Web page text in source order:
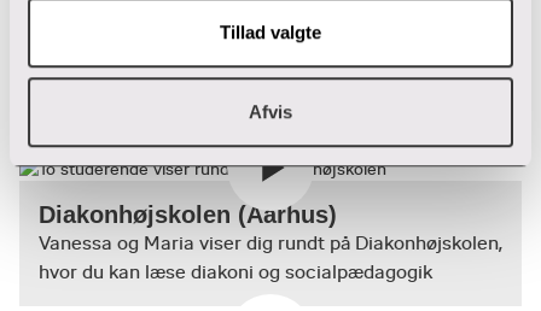
Tillad valgte
Afvis
Campus Viborg
Anders og Ali viser dig rundt på Campus Viborg
Diakonhøjskolen (Aarhus)
Vanessa og Maria viser dig rundt på Diakonhøjskolen,
hvor du kan læse diakoni og socialpædagogik